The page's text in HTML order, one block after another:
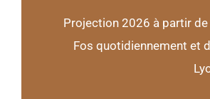
Projection 2026 à partir
Fos quotidiennement et